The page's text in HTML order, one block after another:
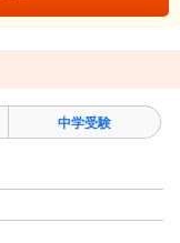
中学受験